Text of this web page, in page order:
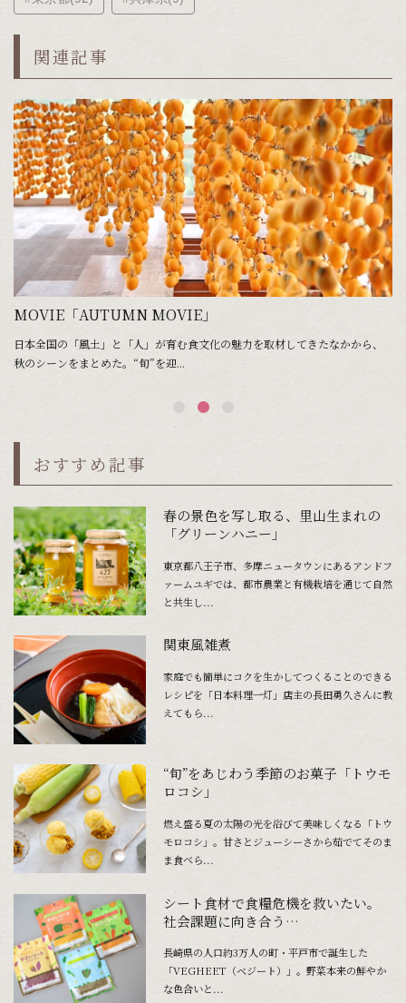
関連記事
MOVIE「AUTUMN MOVIE」
日本全国の「風土」と「人」が育む食文化の魅力を取材してきたなかから、
秋のシーンをまとめた。“旬”を迎...
おすすめ記事
春の景色を写し取る、里山生まれの
「グリーンハニー」
東京都八王子市、多摩ニュータウンにあるアンドフ
ァームユギでは、都市農業と有機栽培を通じて自然
と共生し...
関東風雑煮
家庭でも簡単にコクを生かしてつくることのできる
レシピを「日本料理一灯」店主の長田勇久さんに教
えてもら...
“旬”をあじわう季節のお菓子「トウモ
ロコシ」
燃え盛る夏の太陽の光を浴びて美味しくなる「トウ
モロコシ」。甘さとジューシーさから茹でてそのま
ま食べら...
シート食材で食糧危機を救いたい。
社会課題に向き合う
「VEGHEET（ベジート）」
長崎県の人口約3万人の町・平戸市で誕生した
「VEGHEET（ベジート）」。野菜本来の鮮やか
な色合いと...